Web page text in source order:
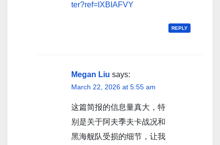
ter?ref=IXBIAFVY
REPLY
Megan Liu says:
March 22, 2026 at 5:55 am
这篇简报的信息量真大，特
别是关于阿夫季夫卡战况和
黑海舰队受损的细节，让我